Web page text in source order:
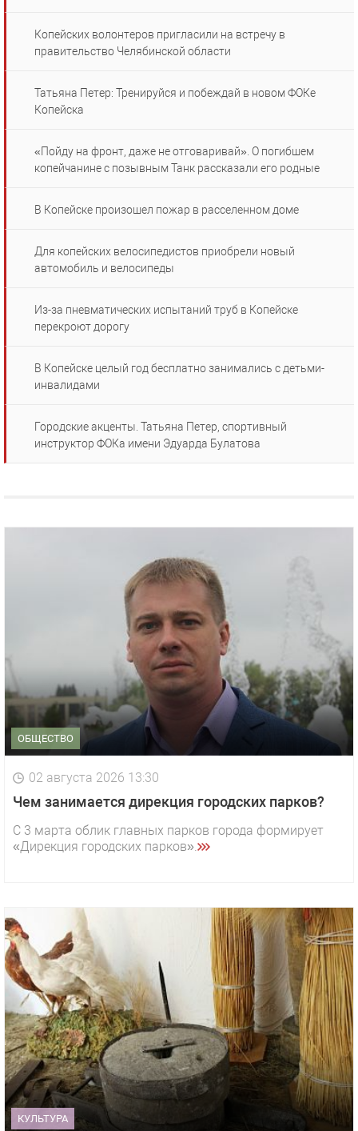
Копейских волонтеров пригласили на встречу в
правительство Челябинской области
Татьяна Петер: Тренируйся и побеждай в новом ФОКе
Копейска
«Пойду на фронт, даже не отговаривай». О погибшем
копейчанине с позывным Танк рассказали его родные
В Копейске произошел пожар в расселенном доме
Для копейских велосипедистов приобрели новый
автомобиль и велосипеды
Из-за пневматических испытаний труб в Копейске
перекроют дорогу
В Копейске целый год бесплатно занимались с детьми-
инвалидами
Городские акценты. Татьяна Петер, спортивный
инструктор ФОКа имени Эдуарда Булатова
ОБЩЕСТВО
02 августа 2026 13:30
Чем занимается дирекция городских парков?
С 3 марта облик главных парков города формирует
«Дирекция городских парков».
КУЛЬТУРА